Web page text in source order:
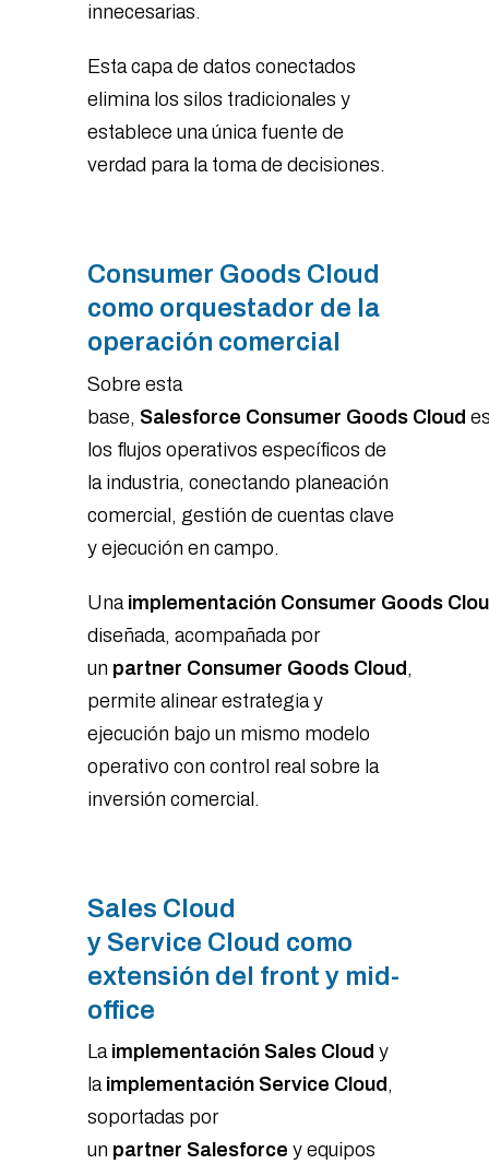
innecesarias.
Esta capa de datos conectados
elimina los silos tradicionales y
establece una única fuente de
verdad para la toma de decisiones.
Consumer Goods Cloud
como orquestador de la
operación comercial
Sobre esta
base, Salesforce Consumer Goods Cloud
los flujos operativos específicos de
la industria, conectando planeación
comercial, gestión de cuentas clave
y ejecución en campo.
Una implementación Consumer Goods
diseñada, acompañada por
un partner Consumer Goods Cloud,
permite alinear estrategia y
ejecución bajo un mismo modelo
operativo con control real sobre la
inversión comercial.
Sales Cloud
y Service Cloud como
extensión del front y mid-
office
La implementación Sales Cloud y
la implementación Service Cloud,
soportadas por
un partner Salesforce y equipos